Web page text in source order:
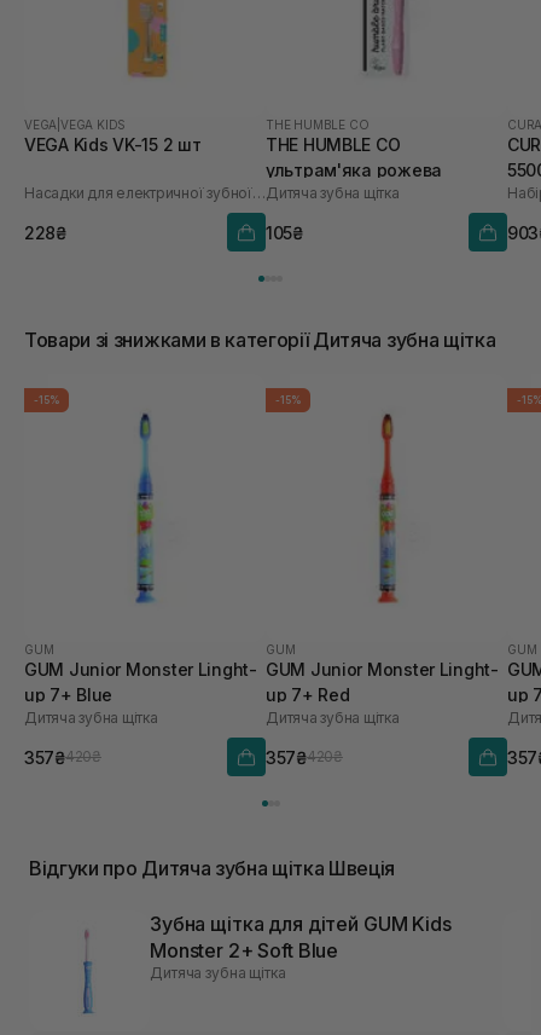
VEGA |VEGA KIDS
VEGA Kids VK-15 2 шт
Насадки для електричної зубної щітки
228₴
THE HUMBLE CO
THE HUMBLE CO
ультрам'яка рожева
Дитяча зубна щітка
105₴
Товари зі знижками в категорії Дитяча зубна щітка
-15%
GUM
GUM Junior Monster Linght-
up 7+ Blue
Дитяча зубна щітка
357₴420₴
-15%
GUM
GUM Junior Monster Linght-
up 7+ Red
Дитяча зубна щітка
357₴420₴
-
GUM
up
Відгуки про Дитяча зубна щітка Швеція
Зубна щітка для дітей GUM Kids
Monster 2+ Soft Blue
Дитяча зубна щітка